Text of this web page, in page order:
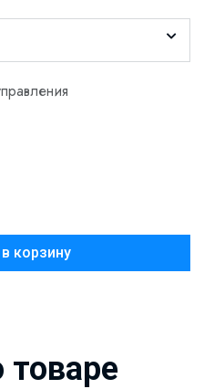
Добавить в корзину
товаре